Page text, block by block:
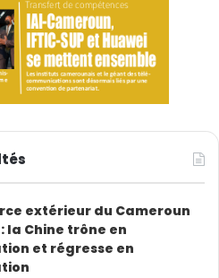
extérieur du Cameroun
la Chine trône en
et régresse en